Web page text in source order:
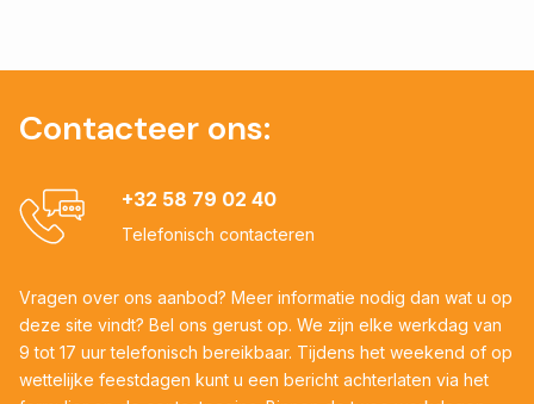
Contacteer ons:
+32 58 79 02 40
Telefonisch contacteren
Vragen over ons aanbod? Meer informatie nodig dan wat u op
deze site vindt? Bel ons gerust op. We zijn elke werkdag van
9 tot 17 uur telefonisch bereikbaar. Tijdens het weekend of op
wettelijke feestdagen kunt u een bericht achterlaten via het